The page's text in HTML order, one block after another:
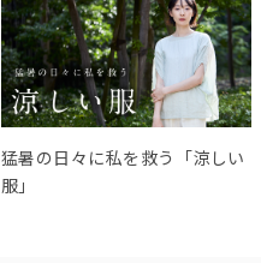
猛暑の日々に私を救う「涼しい
服」